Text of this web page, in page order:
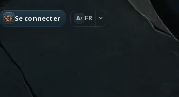
Se connecter A FR